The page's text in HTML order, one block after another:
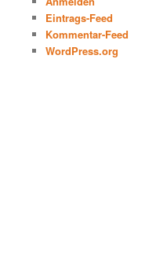
Eintrags-Feed
Kommentar-Feed
WordPress.org